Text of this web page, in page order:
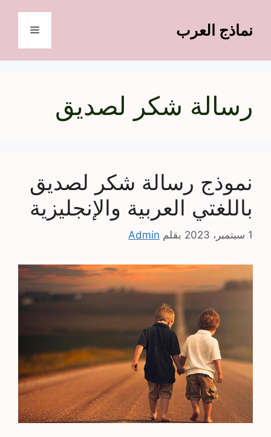
المحتوىنماذج العرب القائمة
رسالة شكر لصديق
نموذج رسالة شكر لصديق
باللغتي العربية والإنجليزية
1 سبتمبر، 2023 بقلم Admin